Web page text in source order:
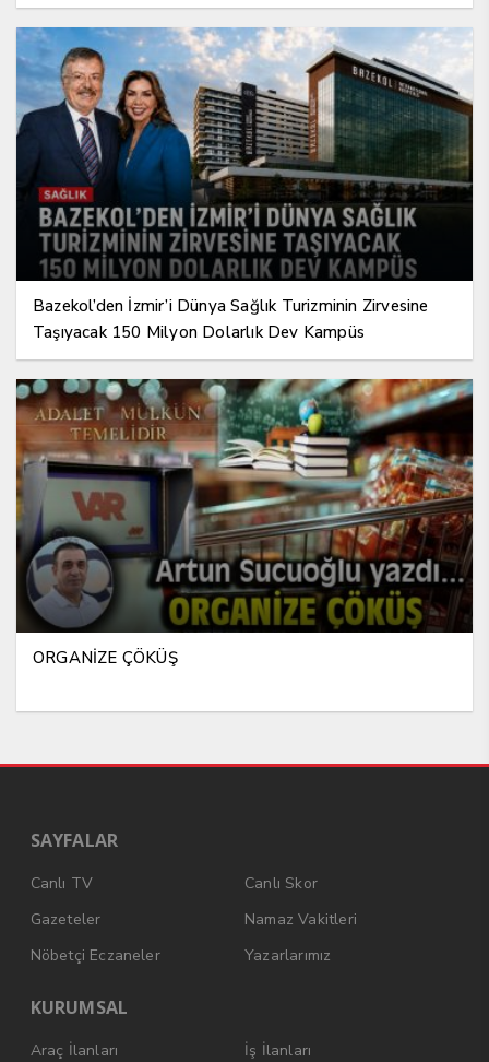
Bazekol’den İzmir’i Dünya Sağlık Turizminin Zirvesine
Taşıyacak 150 Milyon Dolarlık Dev Kampüs
ORGANİZE ÇÖKÜŞ
SAYFALAR
Canlı TV
Canlı Skor
Gazeteler
Namaz Vakitleri
Nöbetçi Eczaneler
Yazarlarımız
KURUMSAL
Araç İlanları İş İlanları